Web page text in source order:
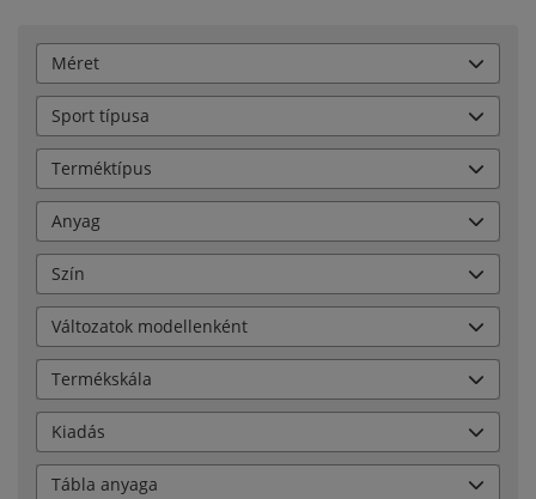
Méret
Sport típusa
Terméktípus
Anyag
Szín
Változatok modellenként
Termékskála
Kiadás
Tábla anyaga